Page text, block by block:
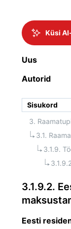
Küsi
Uus
Autorid
Sisukord
3.
3.1.
3.1.9.
3.1.9.2.
Eesti